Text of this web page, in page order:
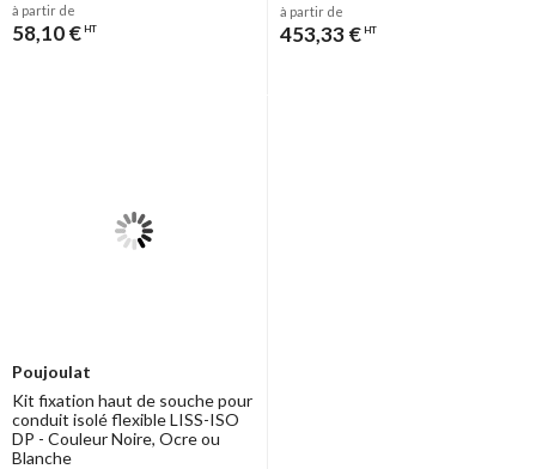
à partir de
58,10 € HT
à partir de
453,33 € HT
Poujoulat
Kit fixation haut de souche pour
conduit isolé flexible LISS-ISO
DP - Couleur Noire, Ocre ou
Blanche